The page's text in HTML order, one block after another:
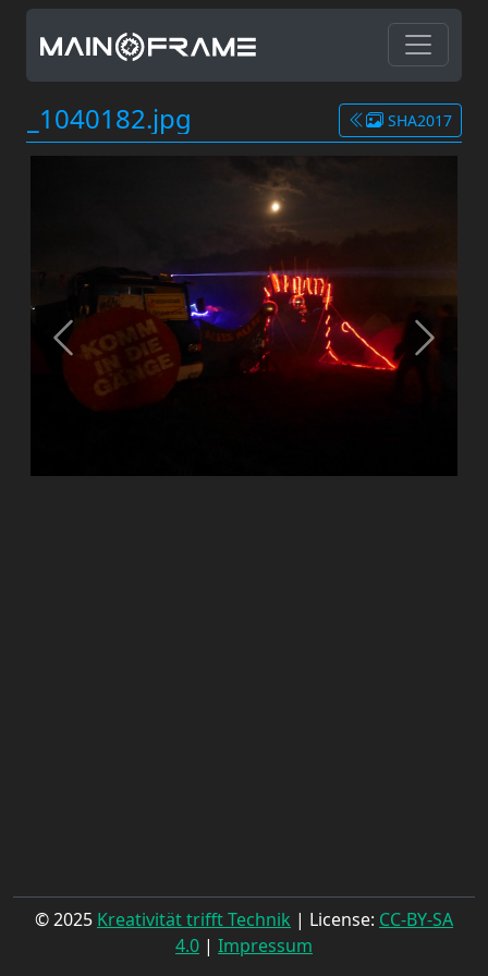
_1040182.jpg SHA2017
© 2025 Kreativität trifft Technik | License: CC-BY-SA
4.0 | Impressum